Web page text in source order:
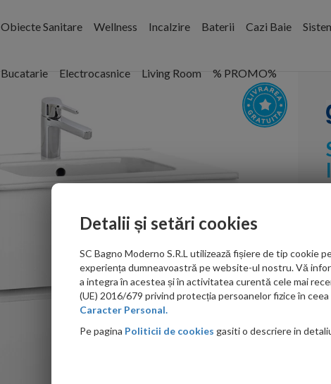
Obiecte Sanitare Wellness Incalzire Baterii Cazi Baie
Bucatarie Electrocasnice Living Room % PROMO%
Detalii și setări cookies
SC Bagno Moderno S.R.L utilizează fișiere de tip cookie
experiența dumneavoastră pe website-ul nostru. Vă
a integra în acestea și în activitatea curentă cele mai
(UE) 2016/679 privind protecția persoanelor fizice în
Caracter Personal.
Pe pagina Politicii de cookies gasiti o descriere in